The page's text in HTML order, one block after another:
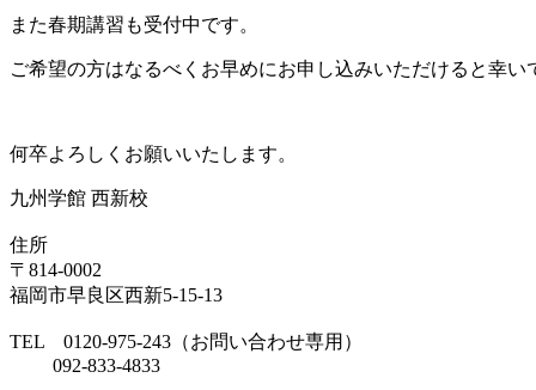
また春期講習も受付中です。
ご希望の方はなるべくお早めにお申し込みいただけると幸い
何卒よろしくお願いいたします。
九州学館 西新校
住所
〒814-0002
福岡市早良区西新5-15-13
TEL 0120-975-243（お問い合わせ専用）
092-833-4833